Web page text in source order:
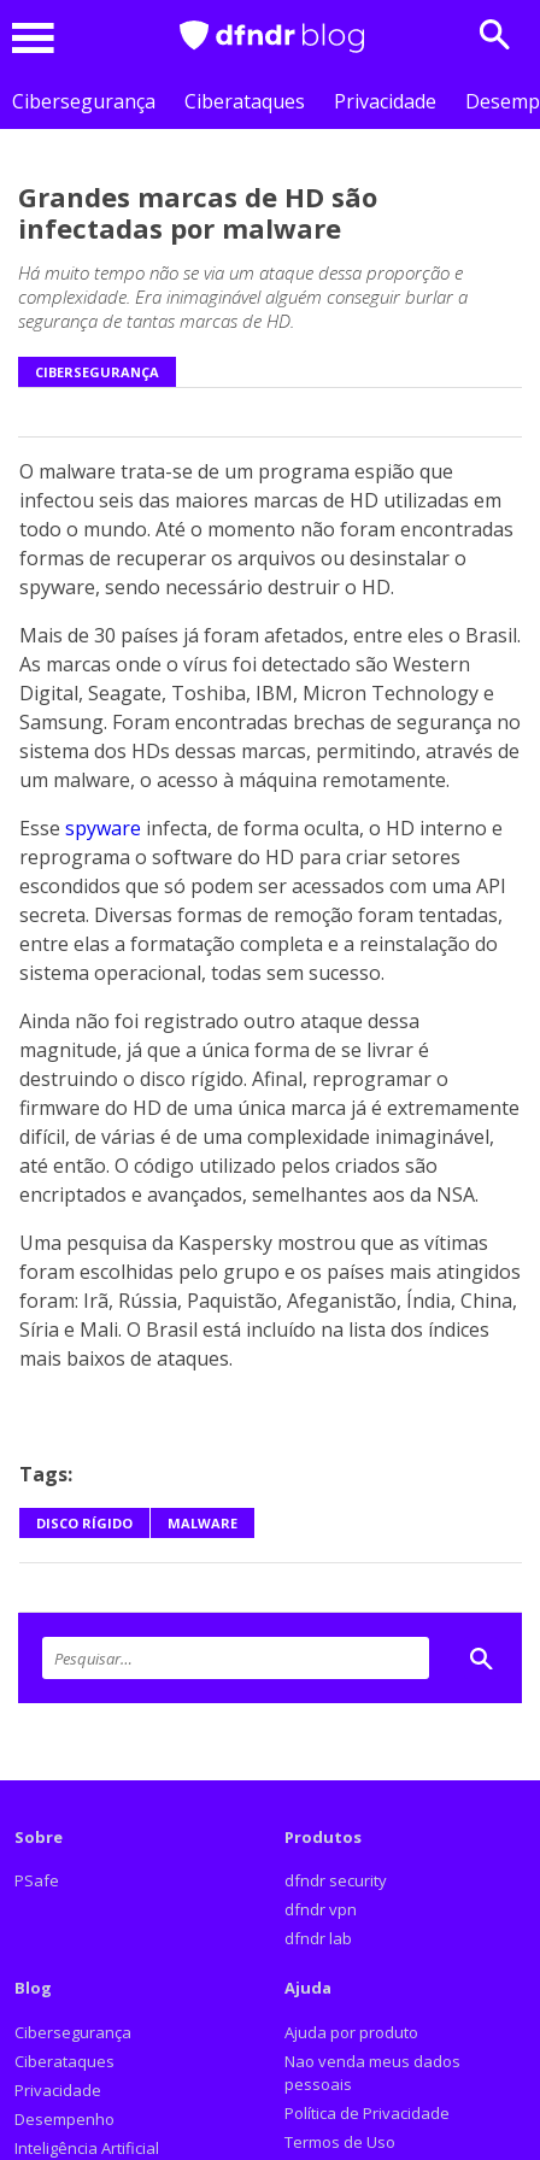
Cibersegurança
Ciberataques Privacidade
Grandes marcas de HD são
infectadas por malware
Há muito tempo não se via um ataque dessa proporção e
complexidade. Era inimaginável alguém conseguir burlar a
segurança de tantas marcas de HD.
CIBERSEGURANÇA
O malware trata-se de um programa espião que
infectou seis das maiores marcas de HD utilizadas em
todo o mundo. Até o momento não foram encontradas
formas de recuperar os arquivos ou desinstalar o
spyware, sendo necessário destruir o HD.
Mais de 30 países já foram afetados, entre eles o Brasil.
As marcas onde o vírus foi detectado são Western
Digital, Seagate, Toshiba, IBM, Micron Technology e
Samsung. Foram encontradas brechas de segurança no
sistema dos HDs dessas marcas, permitindo, através de
um malware, o acesso à máquina remotamente.
Esse spyware infecta, de forma oculta, o HD interno e
reprograma o software do HD para criar setores
escondidos que só podem ser acessados com uma API
secreta. Diversas formas de remoção foram tentadas,
entre elas a formatação completa e a reinstalação do
sistema operacional, todas sem sucesso.
Ainda não foi registrado outro ataque dessa
magnitude, já que a única forma de se livrar é
destruindo o disco rígido. Afinal, reprogramar o
firmware do HD de uma única marca já é extremamente
difícil, de várias é de uma complexidade inimaginável,
até então. O código utilizado pelos criados são
encriptados e avançados, semelhantes aos da NSA.
Uma pesquisa da Kaspersky mostrou que as vítimas
foram escolhidas pelo grupo e os países mais atingidos
foram: Irã, Rússia, Paquistão, Afeganistão, Índia, China,
Síria e Mali. O Brasil está incluído na lista dos índices
mais baixos de ataques.
Tags:
DISCO RÍGIDO MALWARE
Sobre
PSafe
Produtos
dfndr security
dfndr vpn
dfndr lab
Blog
Cibersegurança
Ciberataques
Privacidade
Desempenho
Inteligência Artificial
Ajuda
Ajuda por produto
Nao venda meus dados
pessoais
Política de Privacidade
Termos de Uso